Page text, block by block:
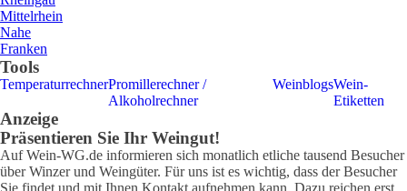
Mittelrhein
Nahe
Franken
Tools
TemperaturrechnerPromillerechner /
Alkoholrechner
WeinblogsWein-
Etiketten
Anzeige
Präsentieren Sie Ihr Weingut!
Auf Wein-WG.de informieren sich monatlich etliche tausend Besucher
über Winzer und Weingüter. Für uns ist es wichtig, dass der Besucher
Sie findet und mit Ihnen Kontakt aufnehmen kann. Dazu reichen erst